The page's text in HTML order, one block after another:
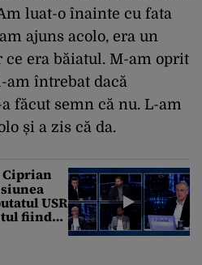
luat-o înainte cu fata
ajuns acolo, era un
ce era băiatul. M-am oprit
am întrebat dacă
făcut semn că nu. L-am
și a zis că da.
Ciprian
USR
fiind